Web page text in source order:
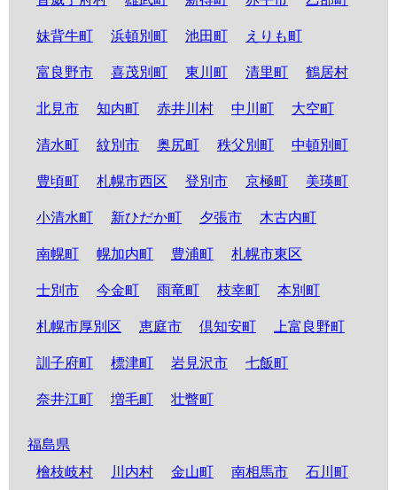
妹背牛町 浜頓別町 池田町 えりも町
富良野市 喜茂別町 東川町 清里町 鶴居村
北見市 知内町 赤井川村 中川町 大空町
清水町 紋別市 奥尻町 秩父別町 中頓別町
豊頃町 札幌市西区 登別市 京極町 美瑛町
小清水町 新ひだか町 夕張市 木古内町
南幌町 幌加内町 豊浦町 札幌市東区
士別市 今金町 雨竜町 枝幸町 本別町
札幌市厚別区 恵庭市 倶知安町 上富良野町
訓子府町 標津町 岩見沢市 七飯町
奈井江町 増毛町 壮瞥町
福島県
檜枝岐村
川内村 金山町 南相馬市 石川町